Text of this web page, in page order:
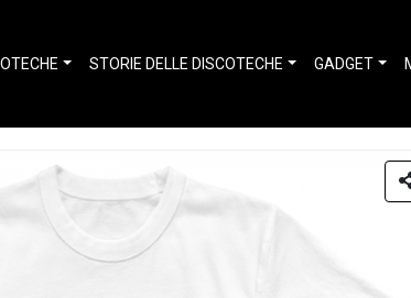
STORIE DELLE DISCOTECHE GADGET